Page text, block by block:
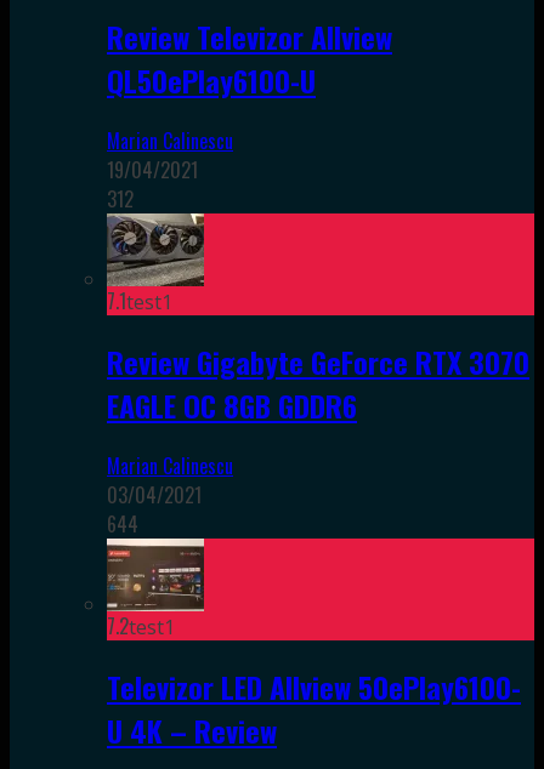
Review Televizor Allview
QL50ePlay6100-U
Marian Calinescu
19/04/2021
312
7.1test1
Review Gigabyte GeForce RTX 3070
EAGLE OC 8GB GDDR6
Marian Calinescu
03/04/2021
644
7.2test1
Televizor LED Allview 50ePlay6100-
U 4K – Review